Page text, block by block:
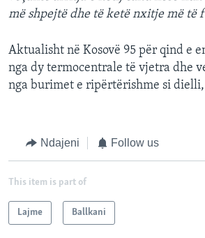
më shpejtë dhe të ketë nxitje më të
Aktualisht në Kosovë 95 për qind e
nga dy termocentrale të vjetra dhe
nga burimet e ripërtërishme si
Ndajeni Follow us
This item is part of
Lajme Ballkani